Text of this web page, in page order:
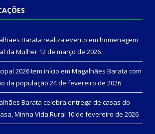
Barata realiza evento em homenagem
da Mulher 12 de março de 2026
2026 tem início em Magalhães Barata com
da população 24 de fevereiro de 2026
Barata celebra entrega de casas do
Minha Vida Rural 10 de fevereiro de 2026